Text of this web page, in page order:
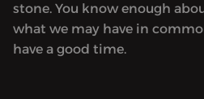
stone. You know enough
what we may have in
have a good time.